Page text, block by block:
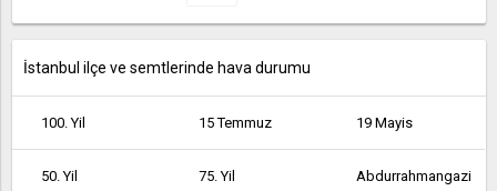
İstanbul ilçe ve semtlerinde hava durumu
100. Yil 15 Temmuz 19 Mayis
50. Yil 75. Yil Abdurrahmangazi